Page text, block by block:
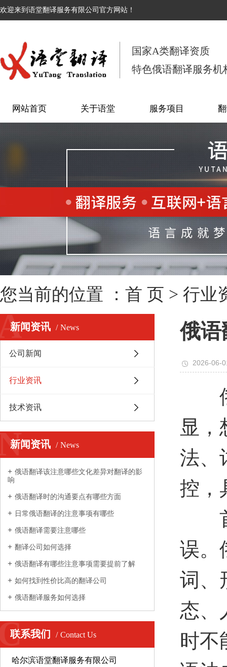
欢迎来到语堂翻译服务有限公司官方网站！
国家A类翻译资质
特色俄语翻译服务机
网站首页 关于语堂 服务项目
您当前的位置 ： 首 页 > 行业
新闻资讯 News
公司新闻
行业资讯
技术资讯
新闻资讯 News
俄语翻译该注意哪些文化差异对翻译的影
响
俄语翻译时的沟通要点有哪些方面
日常俄语翻译的注意事项有哪些
俄语翻译需要注意哪些
翻译公司如何选择
俄语翻译有哪些注意事项需要提前了解
如何找到性价比高的翻译公司
俄语翻译服务如何选择
联系我们 Contact Us
哈尔滨语堂翻译服务有限公司
俄语
2026-06-
俄
显，
法、
控，
首
误。
词、
态、
时不